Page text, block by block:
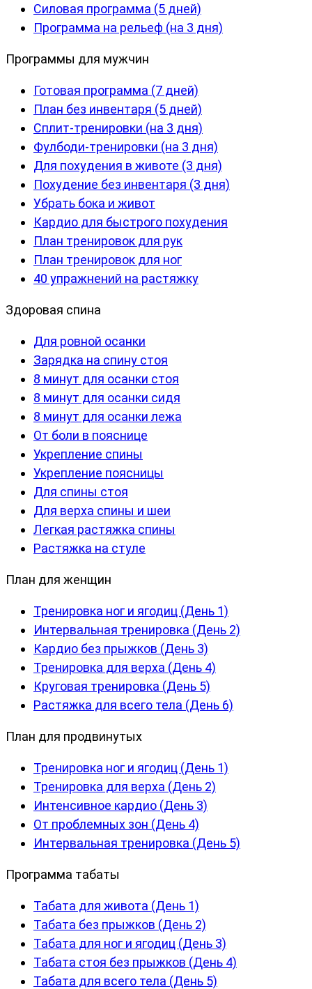
Силовая программа (5 дней)
Программа на рельеф (на 3 дня)
Программы для мужчин
Готовая программа (7 дней)
План без инвентаря (5 дней)
Сплит-тренировки (на 3 дня)
Фулбоди-тренировки (на 3 дня)
Для похудения в животе (3 дня)
Похудение без инвентаря (3 дня)
Убрать бока и живот
Кардио для быстрого похудения
План тренировок для рук
План тренировок для ног
40 упражнений на растяжку
Здоровая спина
Для ровной осанки
Зарядка на спину стоя
8 минут для осанки стоя
8 минут для осанки сидя
8 минут для осанки лежа
От боли в пояснице
Укрепление спины
Укрепление поясницы
Для спины стоя
Для верха спины и шеи
Легкая растяжка спины
Растяжка на стуле
План для женщин
Тренировка ног и ягодиц (День 1)
Интервальная тренировка (День 2)
Кардио без прыжков (День 3)
Тренировка для верха (День 4)
Круговая тренировка (День 5)
Растяжка для всего тела (День 6)
План для продвинутых
Тренировка ног и ягодиц (День 1)
Тренировка для верха (День 2)
Интенсивное кардио (День 3)
От проблемных зон (День 4)
Интервальная тренировка (День 5)
Программа табаты
Табата для живота (День 1)
Табата без прыжков (День 2)
Табата для ног и ягодиц (День 3)
Табата стоя без прыжков (День 4)
Табата для всего тела (День 5)